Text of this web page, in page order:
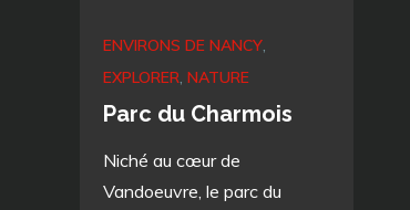
ENVIRONS DE NANCY
EXPLORER NATURE
Parc du Charmois
Niché au cœur de
Vandoeuvre, le parc du